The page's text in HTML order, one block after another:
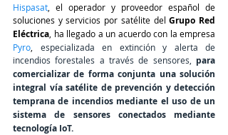
Hispasat , el operador y proveedor español de
soluciones y servicios por satélite del Grupo Red
Eléctrica
Pyro
especializada en extinción y alerta de
incendios forestales a través de sensores, para
comercializar de forma conjunta una solución
integral vía satélite de prevención y detección
temprana de incendios mediante el uso de un
sistema de sensores conectados mediante
tecnología IoT.